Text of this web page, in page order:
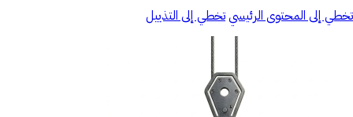
تخطي إلى المحتوى الرئيسيتخطي إلى التذييل